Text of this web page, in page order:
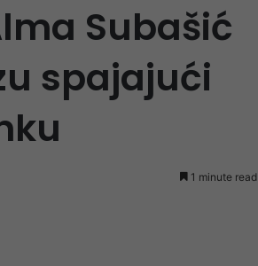
Subašić
spajajući
1 minute read